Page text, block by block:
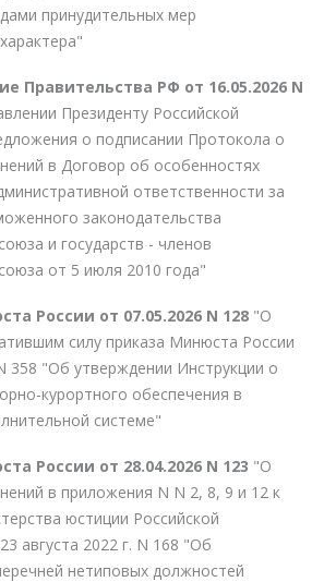
принудительных мер
Правительства РФ от 16.05.2026 N
Президенту Российской
о подписании Протокола о
в Договор об особенностях
ответственности за
законодательства
и государств - членов
от 5 июля 2010 года"
России от 07.05.2026 N 128 "О
силу приказа Минюста России
358 "Об утверждении Инструкции о
курортного обеспечения в
системе"
России от 28.04.2026 N 123 "О
в приложения N N 2, 8, 9 и 12 к
юстиции Российской
августа 2022 г. N 168 "Об
нетиповых должностей